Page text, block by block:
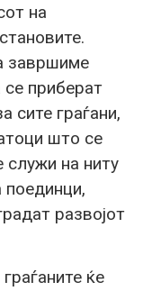
на
завршиме
приберат
сите граѓани,
што се
на ниту
поединци,
развојот
ќе